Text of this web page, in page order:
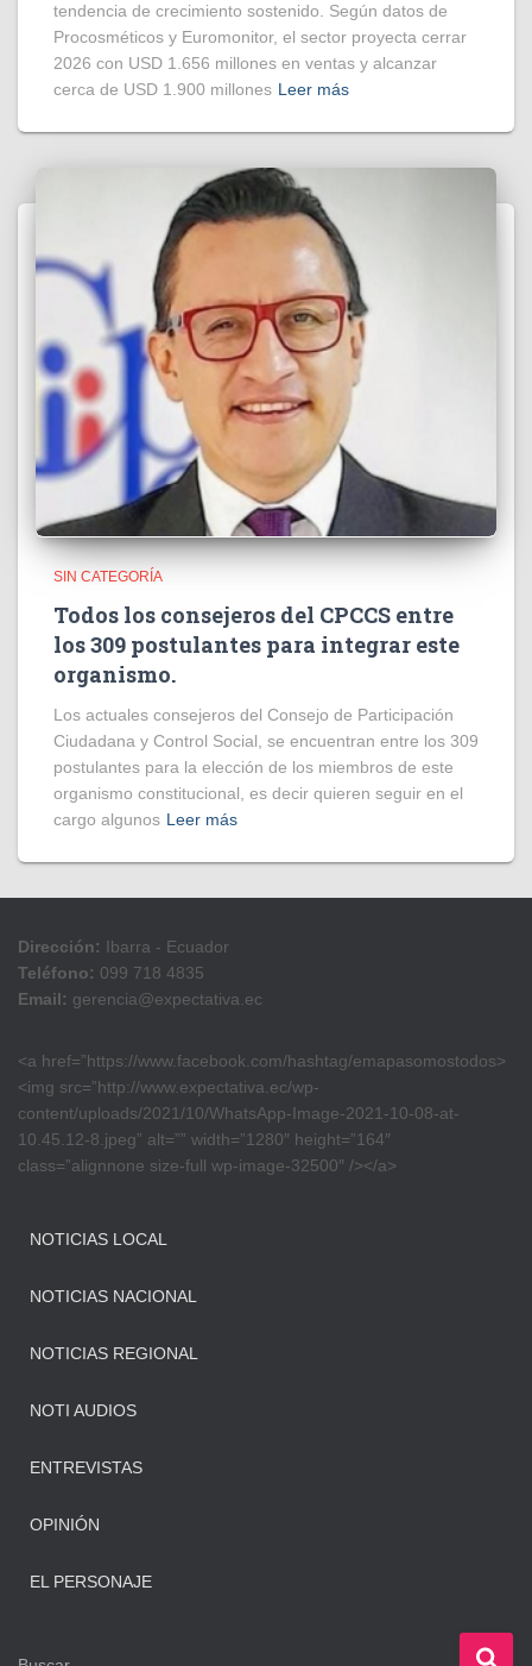
tendencia de crecimiento sostenido. Según datos de
Procosméticos y Euromonitor, el sector proyecta cerrar
2026 con USD 1.656 millones en ventas y alcanzar
cerca de USD 1.900 millones Leer más
SIN CATEGORÍA
Todos los consejeros del CPCCS entre
los 309 postulantes para integrar este
organismo.
Los actuales consejeros del Consejo de Participación
Ciudadana y Control Social, se encuentran entre los 309
postulantes para la elección de los miembros de este
organismo constitucional, es decir quieren seguir en el
cargo algunos Leer más
Dirección: Ibarra - Ecuador
Teléfono: 099 718 4835
Email: gerencia@expectativa.ec
<a href=”https://www.facebook.com/hashtag/emapasomostodos>
<img src=”http://www.expectativa.ec/wp-
content/uploads/2021/10/WhatsApp-Image-2021-10-08-at-
10.45.12-8.jpeg” alt=”” width=”1280″ height=”164″
class=”alignnone size-full wp-image-32500″ /></a>
NOTICIAS LOCAL
NOTICIAS NACIONAL
NOTICIAS REGIONAL
NOTI AUDIOS
ENTREVISTAS
OPINIÓN
EL PERSONAJE
B